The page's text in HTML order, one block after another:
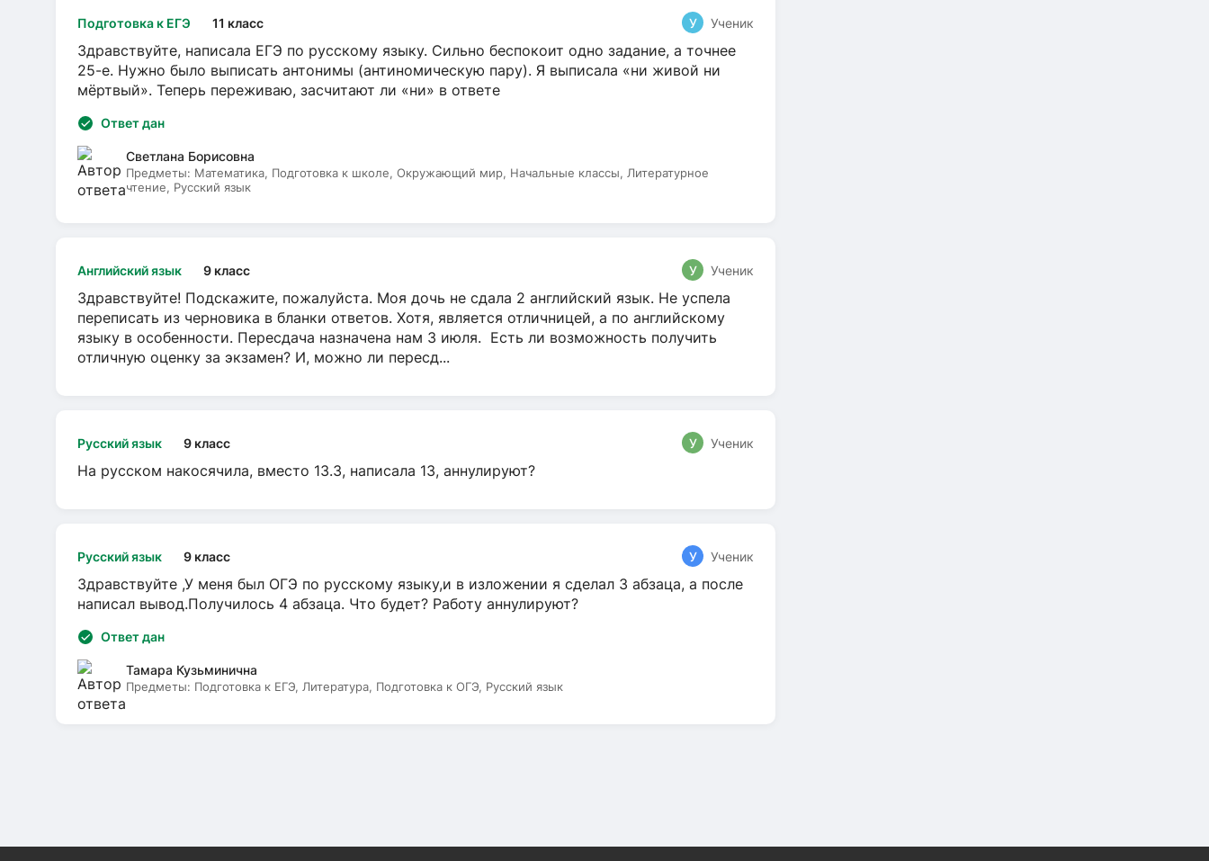
Подготовка к ЕГЭ 11 класс У Ученик
Здравствуйте, написала ЕГЭ по русскому языку. Сильно беспокоит одно задание, а точнее
25-е. Нужно было выписать антонимы (антиномическую пару). Я выписала «ни живой ни
мёртвый». Теперь переживаю, засчитают ли «ни» в ответе
Ответ дан
Светлана Борисовна
Предметы: Математика, Подготовка к школе, Окружающий мир, Начальные классы, Литературное
чтение, Русский язык
Английский язык 9 класс У Ученик
Здравствуйте! Подскажите, пожалуйста. Моя дочь не сдала 2 английский язык. Не успела
переписать из черновика в бланки ответов. Хотя, является отличницей, а по английскому
языку в особенности. Пересдача назначена нам 3 июля. Есть ли возможность получить
отличную оценку за экзамен? И, можно ли пересд...
Русский язык 9 класс У Ученик
На русском накосячила, вместо 13.3, написала 13, аннулируют?
Русский язык 9 класс У Ученик
Здравствуйте ,У меня был ОГЭ по русскому языку,и в изложении я сделал 3 абзаца, а после
написал вывод.Получилось 4 абзаца. Что будет? Работу аннулируют?
Ответ дан
Тамара Кузьминична
Предметы: Подготовка к ЕГЭ, Литература, Подготовка к ОГЭ, Русский язык